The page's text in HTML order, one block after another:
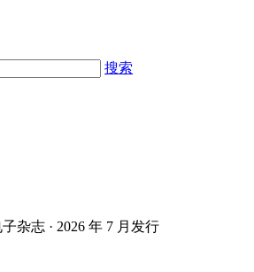
搜索
杂志 · 2026 年 7 月发行